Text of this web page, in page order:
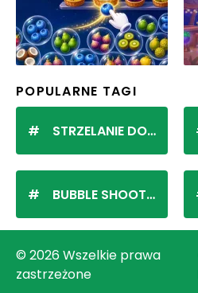
POPULARNE TAGI
STRZELANIE DO KULEK
BUBBLE SHOOTER
© 2026 Wszelkie prawa
zastrzeżone